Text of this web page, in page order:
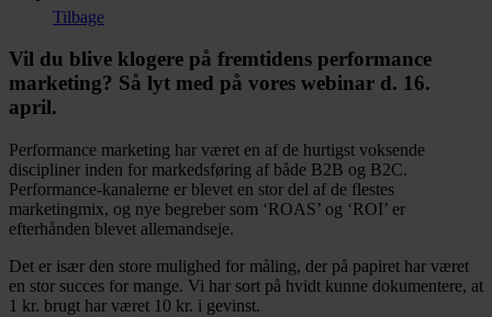
Tilbage
Vil du blive klogere på fremtidens performance
marketing? Så lyt med på vores webinar d. 16.
april.
Performance marketing har været en af de hurtigst voksende
discipliner inden for markedsføring af både B2B og B2C.
Performance-kanalerne er blevet en stor del af de flestes
marketingmix, og nye begreber som ‘ROAS’ og ‘ROI’ er
efterhånden blevet allemandseje.
Det er især den store mulighed for måling, der på papiret har været
en stor succes for mange. Vi har sort på hvidt kunne dokumentere, at
1 kr. brugt har været 10 kr. i gevinst.